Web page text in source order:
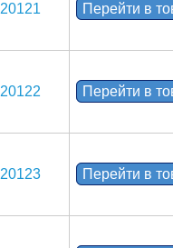
20121 Перейти в
20122 Перейти в
20123 Перейти в